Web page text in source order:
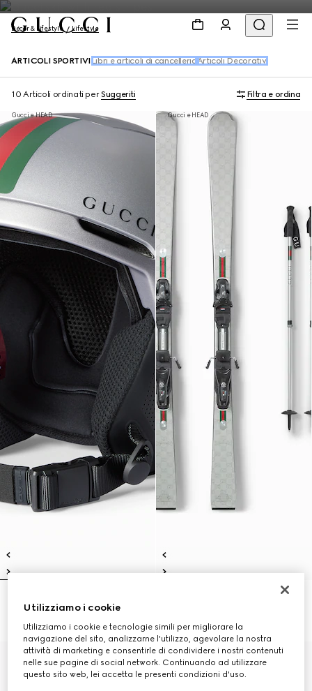
Décor & Lifestyle Lifestyle
ARTICOLI SPORTIVI Libri e articoli di cancelleria Articoli Decorativi
10 Articoli ordinati perSuggeriti Filtra e ordina
Gucci e HEAD
Casco da sci Gucci x HEAD
€ 700
Gucci e HEAD
Utilizziamo i cookie
Utilizziamo i cookie e tecnologie simili per migliorare la
navigazione del sito, analizzarne l'utilizzo, agevolare la nostra
attività di marketing e consentirle di condividere i nostri contenuti
nelle sue pagine di social network. Continuando ad utilizzare
questo sito web, lei accetta le presenti condizioni d'uso.